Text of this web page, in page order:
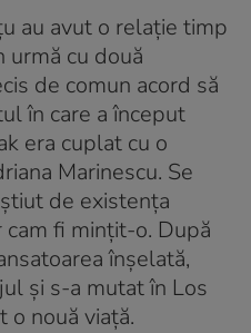
au avut o relație timp
urmă cu două
de comun acord să
în care a început
era cuplat cu o
Marinescu. Se
de existența
cam fi minţit-o. După
înşelată,
şi s-a mutat în Los
o nouă viaţă.